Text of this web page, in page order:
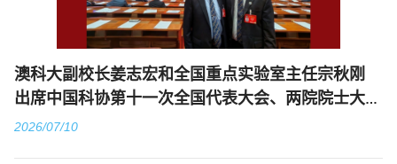
澳科大副校长姜志宏和全国重点实验室主任宗秋刚
出席中国科协第十一次全国代表大会、两院院士大
会、国家科学技术奖励大会
2026/07/10